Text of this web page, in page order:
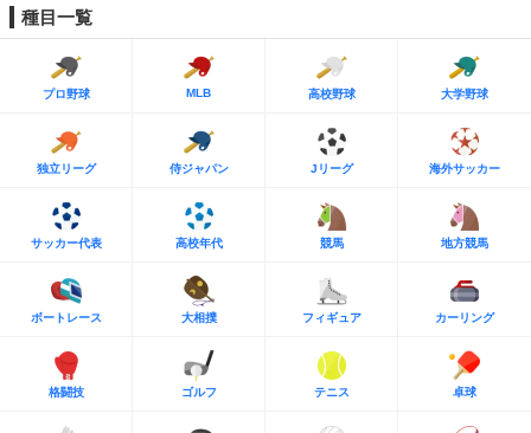
種目一覧
プロ野球 MLB 高校野球 大学野球
独立リーグ 侍ジャパン Jリーグ 海外サッカー
サッカー代表 高校年代 競馬 地方競馬
ボートレース 大相撲 フィギュア カーリング
格闘技 ゴルフ テニス 卓球